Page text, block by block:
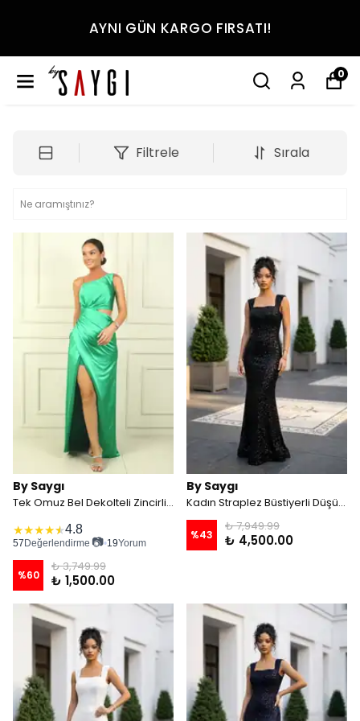
AYNI GÜN KARGO FIRSATI!
0
Filtrele Sırala
By Saygı
Tek Omuz Bel Dekolteli Zincirli Saten Abiye Elbise - Açık Yeşil
★★★★★4.8
57 Değerlendirme 📷•19Yorum
%60
₺ 3,749.99
₺ 1,500.00
By Saygı
Kadın Straplez Büstiyerli Düşük Kollu Astarlı Belenli File Balık Elbise - Siyah
%43
₺ 7,949.99
₺ 4,500.00